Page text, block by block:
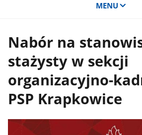
MENU
Nabór na
stażysty w sekcji
organizacyjno-
PSP Krapkowice